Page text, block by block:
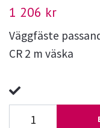
1 206 kr
Väggfäste
CR 2 m väska